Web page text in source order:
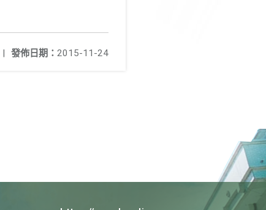
發佈日期： 2015-11-24
|